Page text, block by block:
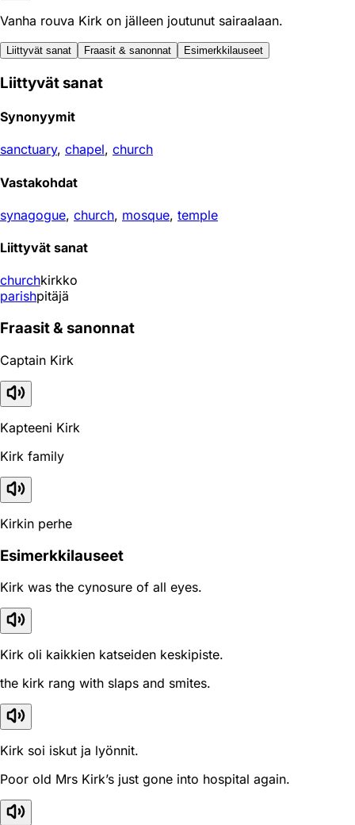
Vanha rouva Kirk on jälleen joutunut sairaalaan.
Liittyvät sanat Fraasit & sanonnat Esimerkkilauseet
Liittyvät sanat
Synonyymit
sanctuary, chapel, church
Vastakohdat
synagogue, church, mosque, temple
Liittyvät sanat
churchkirkko
parishpitäjä
Fraasit & sanonnat
Captain Kirk
Kapteeni Kirk
Kirk family
Kirkin perhe
Esimerkkilauseet
Kirk was the cynosure of all eyes.
Kirk oli kaikkien katseiden keskipiste.
the kirk rang with slaps and smites.
Kirk soi iskut ja lyönnit.
Poor old Mrs Kirk’s just gone into hospital again.